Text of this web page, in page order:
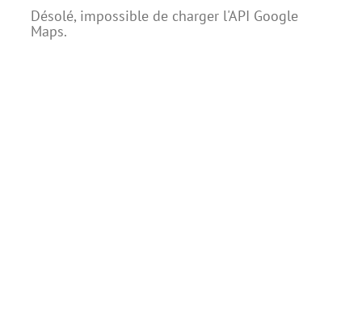
Désolé, impossible de charger l'API Google
Maps.